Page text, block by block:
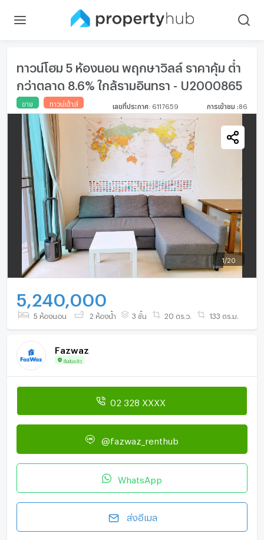
ทาวน์โฮม 5 ห้องนอน พฤกษาวิลล์ ราคาคุ้ม ต่ำ
กว่าตลาด 8.6% ใกล้รามอินทรา - U2000865
ขาย ทาวน์เฮ้าส์ เลขที่ประกาศ: 6117659 การเข้าชม 86
1/20
5,240,000
5 ห้องนอน 2 ห้องน้ำ 3 ชั้น 20 ตร.ว. 133 ตร.ม.
Fazwaz
ยืนยันแล้ว
02 328 XXXX
@fazwaz_renthub
WhatsApp
ส่งอีเมล